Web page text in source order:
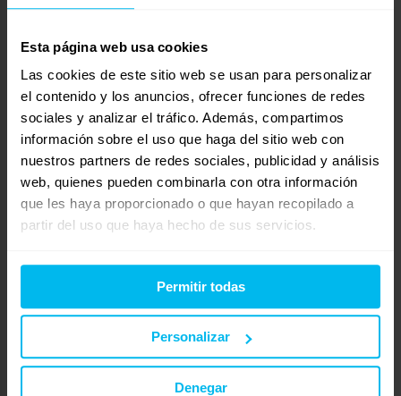
Esta página web usa cookies
Las cookies de este sitio web se usan para personalizar
el contenido y los anuncios, ofrecer funciones de redes
sociales y analizar el tráfico. Además, compartimos
información sobre el uso que haga del sitio web con
nuestros partners de redes sociales, publicidad y análisis
web, quienes pueden combinarla con otra información
que les haya proporcionado o que hayan recopilado a
partir del uso que haya hecho de sus servicios.
Permitir todas
Personalizar
Denegar
que está compuesto el núcleo sean más duraderos de lo
Viscoelástica Temposystem perforada de 65 kg/m de
densidad por ambas caras. Aporta una gran sensación
ofrece mejores resultados que un colchón de viscoelástica
estandar.
• ERGONOMÍA: Su diseño anatómico se presenta dividido en 7
zonas, para conseguir un mejor apoyo de la zona lumbar y
Permite además un descanso independiente entre la pareja ya
que logra la diferenciación de las zonas de descanso.
• EL AUTENTICO VERANO – INVIERNO: Incorpora 2 caras
diferenciadas para verano e invierno, por que pensamos que
para alcanzar un descanso excelente se debe tener en cuenta